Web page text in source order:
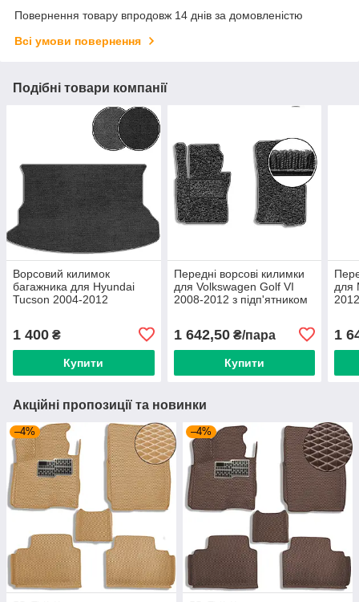
Повернення товару впродовж 14 днів за домовленістю
Всі умови повернення
Подібні товари компанії
Ворсовий килимок
багажника для Hyundai
Tucson 2004-2012
1 400 ₴
Купити
Передні ворсові килимки
для Volkswagen Golf VI
2008-2012 з підп'ятником
1 642,50₴/пара
Купити
для
1
Акційні пропозиції та новинки
–4% –4%